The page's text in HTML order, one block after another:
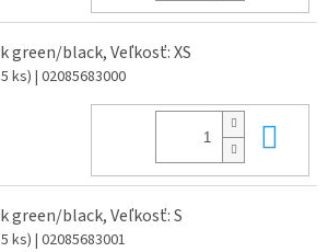
green/black, Veľkosť: XS
ks) | 02085683000
green/black, Veľkosť: S
ks) | 02085683001